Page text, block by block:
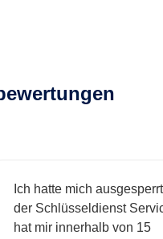
Ich hatte mich ausgesperrt
der Schlüsseldienst Service
hat mir innerhalb von 15